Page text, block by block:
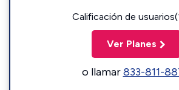
Calificación de
Ver Planes
o llamar833-811-